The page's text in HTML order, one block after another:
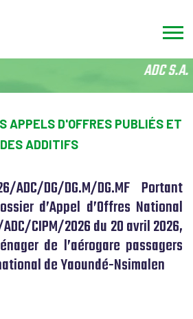
ADC S.A.
APPELS D'OFFRES PUBLIÉS ET
DES ADDITIFS
ADC/DG/DG.M/DG.MF Portant
d’Appel d’Offres National
CIPM/2026 du 20 avril 2026,
de l’aérogare passagers
de Yaoundé-Nsimalen